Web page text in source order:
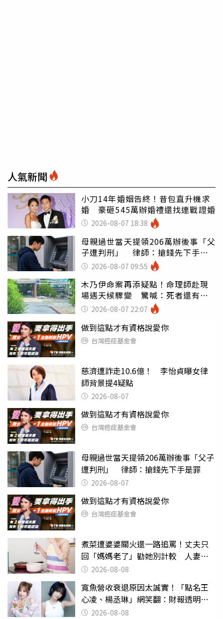
人氣新聞
小刀14年婚姻告終！昔包直升機求
婚 豪砸545萬辦婚禮還找連戰證婚
2026-08-07 18:38
母親過世當天提領206萬辦後事「父
子遭判刑」 律師：搶錢先下手是
罪 2026-08-07 09:55
木乃伊命案再添疑點！命理師赴現
場遇天候驟變 驚喊：死者還有冤
屈 2026-08-07 22:07
做到這點才有資格說愛你
台灣癌症基金會
慈濟遭詐走10.6億！ 李怡貞曝女律
師背景提4疑點
2026-08-07
做到這點才有資格說愛你
台灣癌症基金會
母親過世當天提領206萬辦後事「父子
遭判刑」 律師：搶錢先下手是罪
2026-08-07
做到這點才有資格說愛你
台灣癌症基金會
煮菜遭婆婆關火還一路追罵！丈夫只
回「媽媽老了」勸她別計較 人妻超
崩潰：我像台傭
2026-08-08
寬魚營收衰退原因太誠實！「點名王
心凌、楊丞琳」網笑翻：財報透明度
滿分2026-08-08